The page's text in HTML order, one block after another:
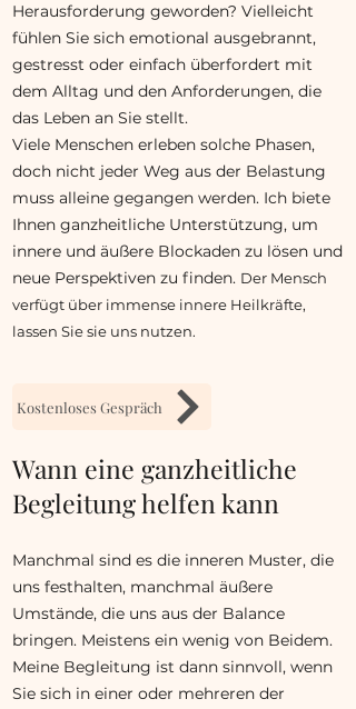
Herausforderung geworden? Vielleicht
fühlen Sie sich emotional ausgebrannt,
gestresst oder einfach überfordert mit
dem Alltag und den Anforderungen, die
das Leben an Sie stellt.
Viele Menschen erleben solche Phasen,
doch nicht jeder Weg aus der Belastung
muss alleine gegangen werden. Ich biete
Ihnen ganzheitliche Unterstützung, um
innere und äußere Blockaden zu lösen und
neue Perspektiven zu finden. Der Mensch
verfügt über immense innere Heilkräfte,
lassen Sie sie uns nutzen.
Wann eine ganzheitliche
Begleitung helfen kann
Manchmal sind es die inneren Muster, die
uns festhalten, manchmal äußere
Umstände, die uns aus der Balance
bringen. Meistens ein wenig von Beidem.
Meine Begleitung ist dann sinnvoll, wenn
Sie sich in einer oder mehreren der
Kostenloses Gespräch